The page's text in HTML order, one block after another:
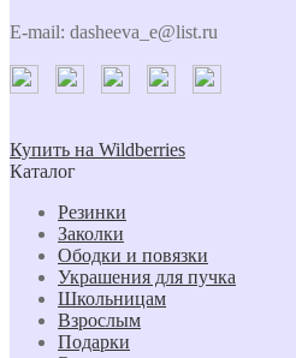
E-mail: dasheeva_e@list.ru
Купить на Wildberries
Каталог
Резинки
Заколки
Ободки и повязки
Украшения для пучка
Школьницам
Взрослым
Подарки